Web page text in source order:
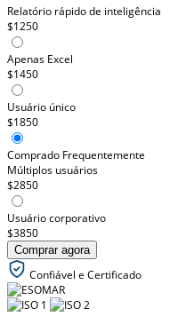
Relatório rápido de inteligência
$1250
Apenas Excel
$1450
Usuário único
$1850
Comprado Frequentemente
Múltiplos usuários
$2850
Usuário corporativo
$3850
Comprar agora
Confiável e Certificado